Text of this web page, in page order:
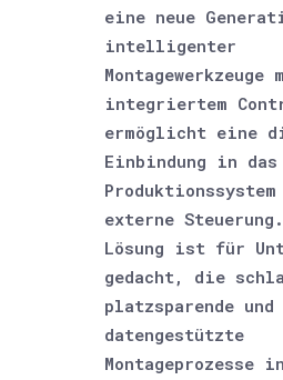
eine neue
intelligenter
Montagewerkzeuge
integriertem
ermöglicht eine
Einbindung in das
Produktionssystem
externe
Lösung ist für
gedacht, die
platzsparende und
datengestützte
Montageprozesse